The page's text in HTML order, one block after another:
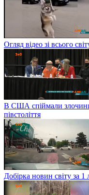
Огляд відео зі всього
В США спіймали
півстоліття
Добірка новин світу за